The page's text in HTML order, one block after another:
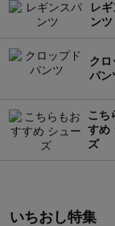
レ
ンツ
クロ
パン
こち
すめ
ズ
いちおし特集